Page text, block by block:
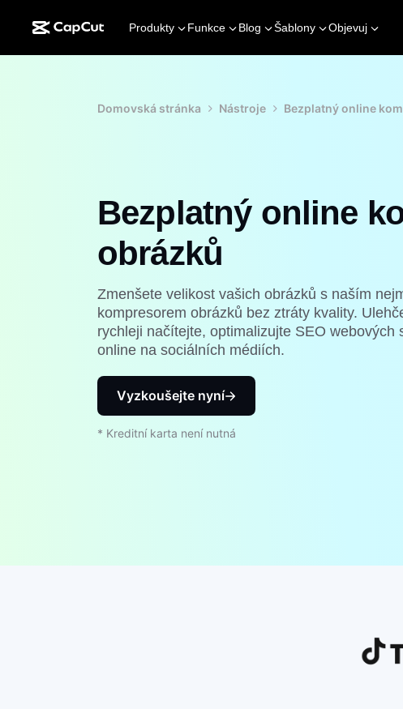
Produkty Funkce Blog Šablony Objevuj
Domovská stránka Nástroje Bezplatný online
Bezplatný online
obrázků
Zmenšete velikost vašich obrázků s naším
kompresorem obrázků bez ztráty kvality.
rychleji načítejte, optimalizujte SEO webových
online na sociálních médiích.
Vyzkoušejte nyní
* Kreditní karta není nutná